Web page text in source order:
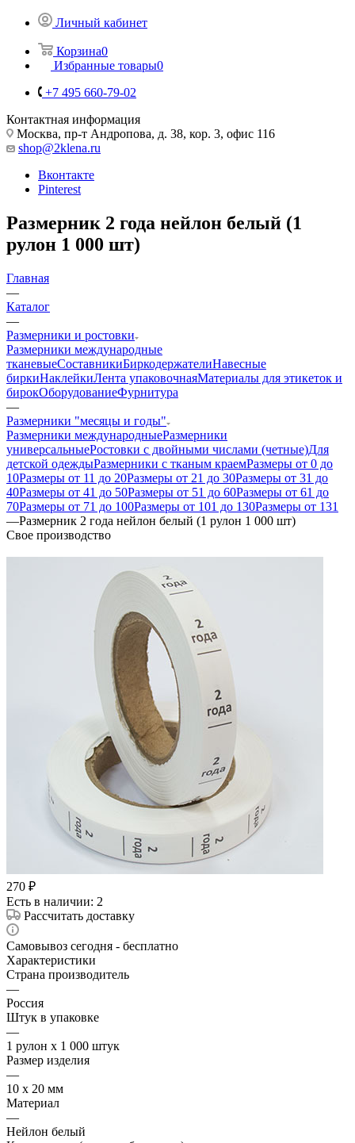
Личный кабинет
Корзина0
Избранные товары0
+7 495 660-79-02
Контактная информация
Москва, пр-т Андропова, д. 38, кор. 3, офис 116
shop@2klena.ru
Вконтакте
Pinterest
Размерник 2 года нейлон белый (1
рулон 1 000 шт)
Главная
—
Каталог
—
Размерники и ростовки
Размерники международные
тканевыеСоставникиБиркодержателиНавесные
биркиНаклейкиЛента упаковочнаяМатериалы для этикеток и
бирокОборудованиеФурнитура
—
Размерники "месяцы и годы"
Размерники международныеРазмерники
универсальныеРостовки с двойными числами (четные)Для
детской одеждыРазмерники с тканым краемРазмеры от 0 до
10Размеры от 11 до 20Размеры от 21 до 30Размеры от 31 до
40Размеры от 41 до 50Размеры от 51 до 60Размеры от 61 до
70Размеры от 71 до 100Размеры от 101 до 130Размеры от 131
—Размерник 2 года нейлон белый (1 рулон 1 000 шт)
Свое производство
270 ₽
Есть в наличии: 2
Рассчитать доставку
Самовывоз сегодня - бесплатно
Характеристики
Страна производитель
—
Россия
Штук в упаковке
—
1 рулон х 1 000 штук
Размер изделия
—
10 х 20 мм
Материал
—
Нейлон белый